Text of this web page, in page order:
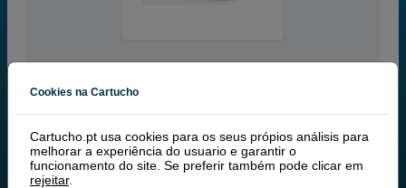
ARTIGO DESCONTINUADO
175 mm
Cookies na Cartucho
Cartucho.pt usa cookies para os seus própios análisis para
melhorar a experiência do usuario e garantir o
funcionamento do site. Se preferir também pode clicar em
rejeitar.